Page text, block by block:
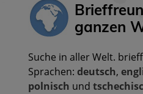
ganzen
Suche in aller Welt.
Sprachen: deutsch,
polnisch und